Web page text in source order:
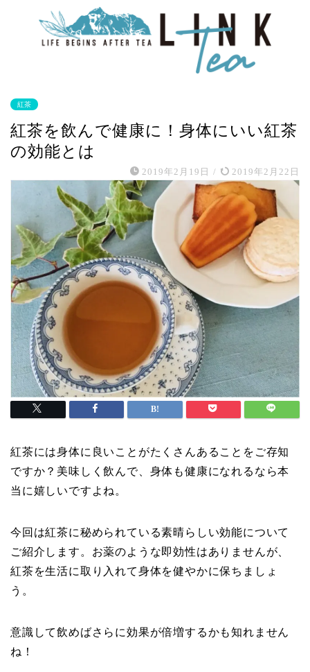
紅茶
紅茶を飲んで健康に！身体にいい紅茶
の効能とは
2019年2月19日 / 2019年2月22日
紅茶には身体に良いことがたくさんあることをご存知
ですか？美味しく飲んで、身体も健康になれるなら本
当に嬉しいですよね。
今回は紅茶に秘められている素晴らしい効能について
ご紹介します。お薬のような即効性はありませんが、
紅茶を生活に取り入れて身体を健やかに保ちましょ
う。
意識して飲めばさらに効果が倍増するかも知れません
ね！